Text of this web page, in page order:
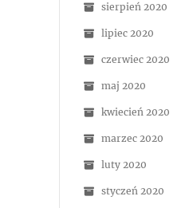
sierpień 2020
lipiec 2020
czerwiec 2020
maj 2020
kwiecień 2020
marzec 2020
luty 2020
styczeń 2020